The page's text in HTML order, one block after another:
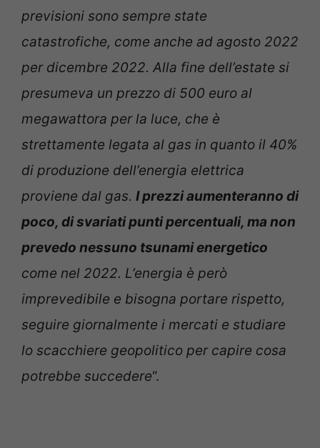
previsioni sono sempre state
catastrofiche, come anche ad agosto 2022
per dicembre 2022. Alla fine dell’estate si
presumeva un prezzo di 500 euro al
megawattora per la luce, che è
strettamente legata al gas in quanto il 40%
di produzione dell’energia elettrica
proviene dal gas. I prezzi aumenteranno di
poco, di svariati punti percentuali, ma non
prevedo nessuno tsunami energetico
come nel 2022. L’energia è però
imprevedibile e bisogna portare rispetto,
seguire giornalmente i mercati e studiare
lo scacchiere geopolitico per capire cosa
potrebbe succedere“.